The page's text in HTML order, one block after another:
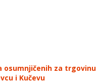
osumnjičenih za trgovinu
i Kučevu